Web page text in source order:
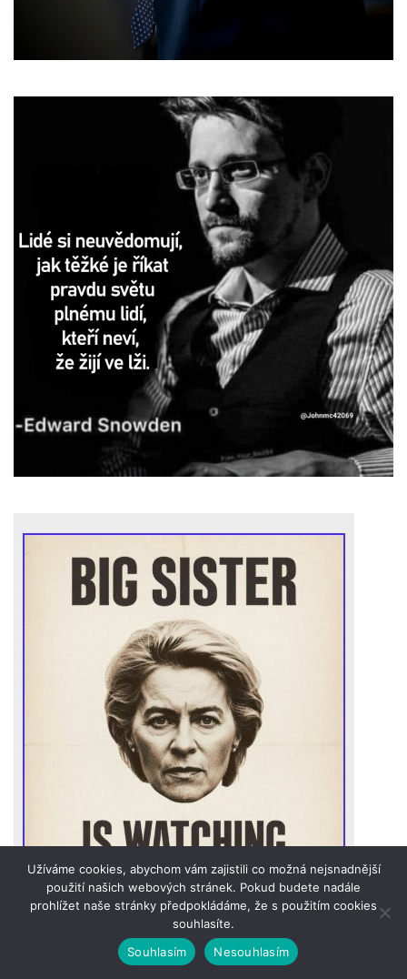
Užíváme cookies, abychom vám zajistili co možná nejsnadnější
použití našich webových stránek. Pokud budete nadále
prohlížet naše stránky předpokládáme, že s použitím cookies
souhlasíte.
Souhlasím
Nesouhlasím